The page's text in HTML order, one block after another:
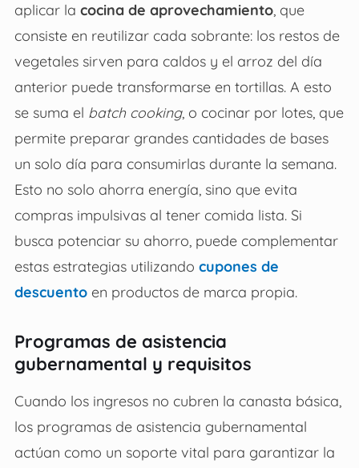
aplicar la cocina de aprovechamiento, que
consiste en reutilizar cada sobrante: los restos de
vegetales sirven para caldos y el arroz del día
anterior puede transformarse en tortillas. A esto
se suma el batch cooking, o cocinar por lotes, que
permite preparar grandes cantidades de bases
un solo día para consumirlas durante la semana.
Esto no solo ahorra energía, sino que evita
compras impulsivas al tener comida lista. Si
busca potenciar su ahorro, puede complementar
estas estrategias utilizando cupones de
descuentoen productos de marca propia.
Programas de asistencia
gubernamental y requisitos
Cuando los ingresos no cubren la canasta básica,
los programas de asistencia gubernamental
actúan como un soporte vital para garantizar la